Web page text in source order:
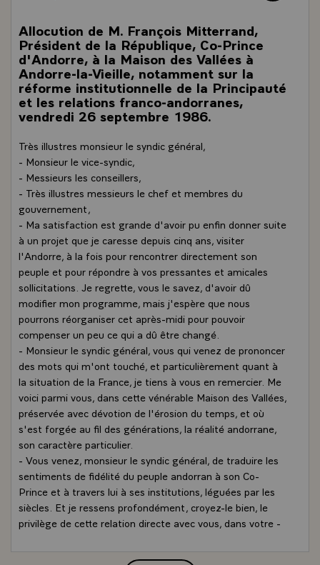
Allocution de M. François Mitterrand,
Président de la République, Co-Prince
d'Andorre, à la Maison des Vallées à
Andorre-la-Vieille, notamment sur la
réforme institutionnelle de la Principauté
et les relations franco-andorranes,
vendredi 26 septembre 1986.
Très illustres monsieur le syndic général,
- Monsieur le vice-syndic,
- Messieurs les conseillers,
- Très illustres messieurs le chef et membres du
gouvernement,
- Ma satisfaction est grande d'avoir pu enfin donner suite
à un projet que je caresse depuis cinq ans, visiter
l'Andorre, à la fois pour rencontrer directement son
peuple et pour répondre à vos pressantes et amicales
sollicitations. Je regrette, vous le savez, d'avoir dû
modifier mon programme, mais j'espère que nous
pourrons réorganiser cet après-midi pour pouvoir
compenser un peu ce qui a dû être changé.
- Monsieur le syndic général, vous qui venez de prononcer
des mots qui m'ont touché, et particulièrement quant à
la situation de la France, je tiens à vous en remercier. Me
voici parmi vous, dans cette vénérable Maison des Vallées,
préservée avec dévotion de l'érosion du temps, et où
s'est forgée au fil des générations, la réalité andorrane,
son caractère particulier.
- Vous venez, monsieur le syndic général, de traduire les
sentiments de fidélité du peuple andorran à son Co-
Prince et à travers lui à ses institutions, léguées par les
siècles. Et je ressens profondément, croyez-le bien, le
privilège de cette relation directe avec vous, dans votre -